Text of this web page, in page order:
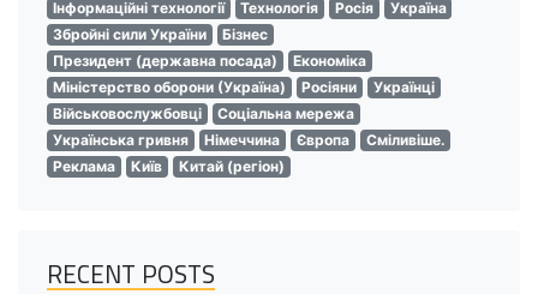
Інформаційні технології Технологія Росія
Україна
Збройні сили України
Бізнес
Президент (державна посада)
Економіка
Міністерство оборони (Україна)
Росіяни
Українці
Військовослужбовці
Соціальна мережа
Українська гривня
Німеччина Європа
Сміливіше.
Реклама
Київ Китай (регіон)
RECENT POSTS